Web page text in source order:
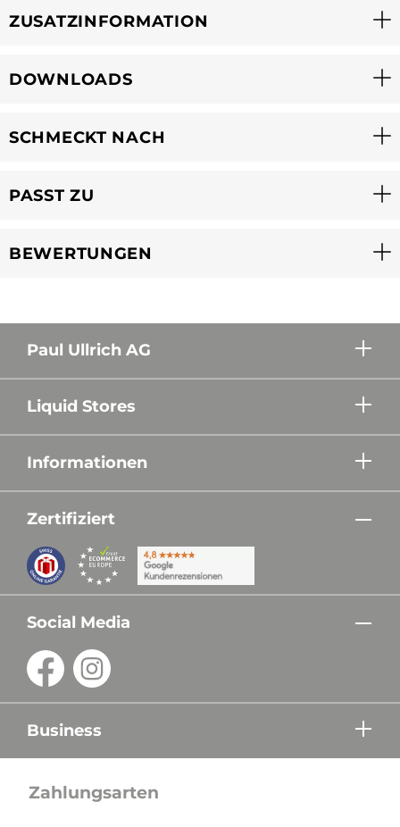
ZUSATZINFORMATION
DOWNLOADS
SCHMECKT NACH
PASST ZU
BEWERTUNGEN
Paul Ullrich AG
Liquid Stores
Informationen
Zertifiziert
Social Media
Business
Zahlungsarten